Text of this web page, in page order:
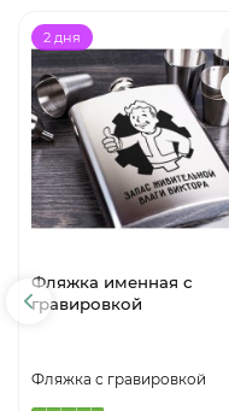
2 дня
Фляжка именная с
гравировкой
Фляжка с гравировкой